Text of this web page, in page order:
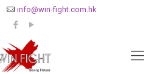
info@win-fight.com.hk